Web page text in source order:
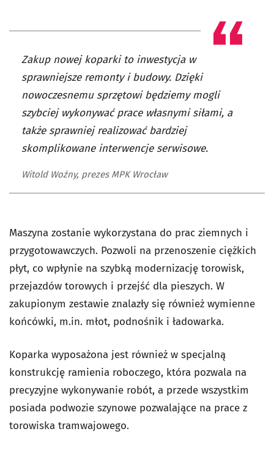
Zakup nowej koparki to inwestycja w
sprawniejsze remonty i budowy. Dzięki
nowoczesnemu sprzętowi będziemy mogli
szybciej wykonywać prace własnymi siłami, a
także sprawniej realizować bardziej
skomplikowane interwencje serwisowe.
Witold Woźny, prezes MPK Wrocław
Maszyna zostanie wykorzystana do prac ziemnych i
przygotowawczych. Pozwoli na przenoszenie ciężkich
płyt, co wpłynie na szybką modernizację torowisk,
przejazdów torowych i przejść dla pieszych. W
zakupionym zestawie znalazły się również wymienne
końcówki, m.in. młot, podnośnik i ładowarka.
Koparka wyposażona jest również w specjalną
konstrukcję ramienia roboczego, która pozwala na
precyzyjne wykonywanie robót, a przede wszystkim
posiada podwozie szynowe pozwalające na prace z
torowiska tramwajowego.